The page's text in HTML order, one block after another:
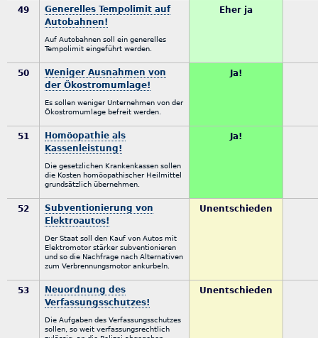
49
Generelles Tempolimit auf
Autobahnen!
Auf Autobahnen soll ein generelles
Tempolimit eingeführt werden.
Eher ja
50
Weniger Ausnahmen von
der Ökostromumlage!
Es sollen weniger Unternehmen von der
Ökostromumlage befreit werden.
Ja!
51
Homöopathie als
Kassenleistung!
Die gesetzlichen Krankenkassen sollen
die Kosten homöopathischer Heilmittel
grundsätzlich übernehmen.
Ja!
52
Subventionierung von
Elektroautos!
Der Staat soll den Kauf von Autos mit
Elektromotor stärker subventionieren
und so die Nachfrage nach Alternativen
zum Verbrennungsmotor ankurbeln.
Unentschieden
53
Neuordnung des
Verfassungsschutzes!
Die Aufgaben des Verfassungsschutzes
sollen, so weit verfassungsrechtlich
Unentschieden